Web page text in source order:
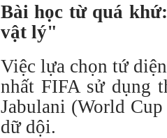
Bài học từ quá
vật lý"
Việc lựa chọn tứ
nhất FIFA sử dụng
Jabulani (World
dữ dội.